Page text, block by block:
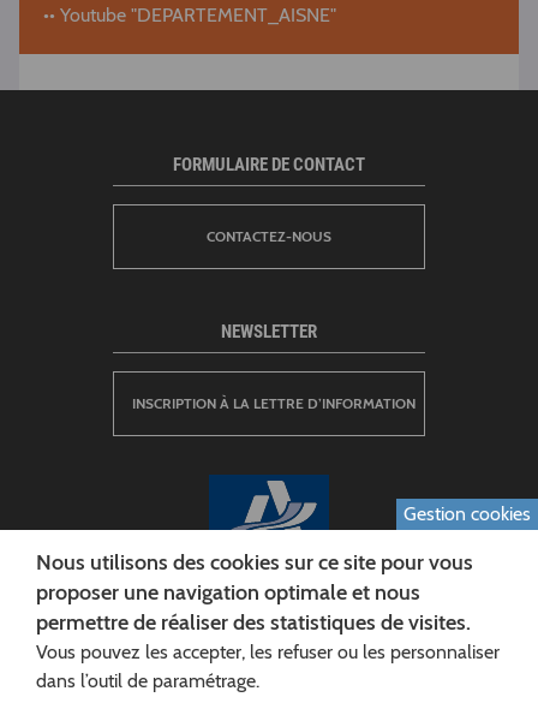
•• Youtube "DEPARTEMENT_AISNE"
CONSEIL DÉPARTEMENTAL DE L'AISNE
Siège :
FORMULAIRE DE CONTACT
CONTACTEZ-NOUS
NEWSLETTER
INSCRIPTION À LA LETTRE D’INFORMATION
Gestion cookies
Nous utilisons des cookies sur ce site pour vous
proposer une navigation optimale et nous
permettre de réaliser des statistiques de visites.
Vous pouvez les accepter, les refuser ou les personnaliser
dans l’outil de paramétrage.